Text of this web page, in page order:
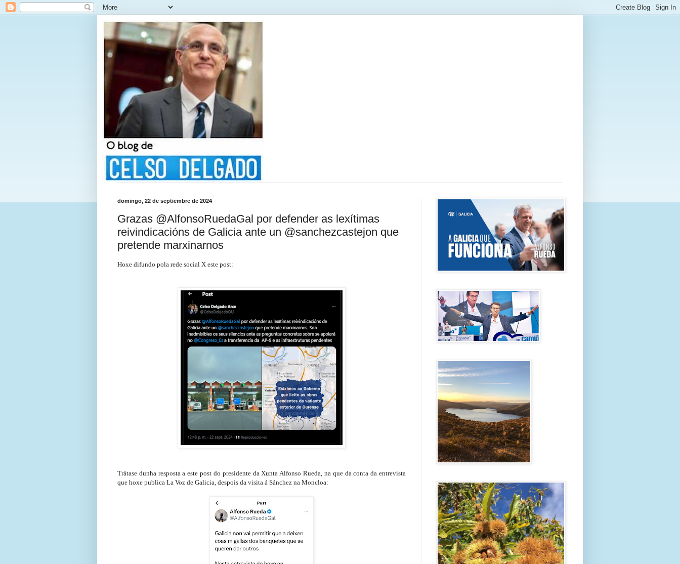
domingo, 22 de septiembre de 2024
Grazas @AlfonsoRuedaGal por defender as lexítimas
reivindicacións de Galicia ante un @sanchezcastejon que
pretende marxinarnos
Hoxe difundo pola rede social X este post:
Trátase dunha resposta a este post do presidente da Xunta Alfonso Rueda, na que da conta da entrevista
que hoxe publica La Voz de Galicia, despois da visita á Sánchez na Moncloa: